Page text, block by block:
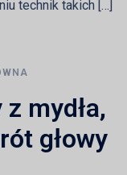
technik takich […]
mydła,
głowy